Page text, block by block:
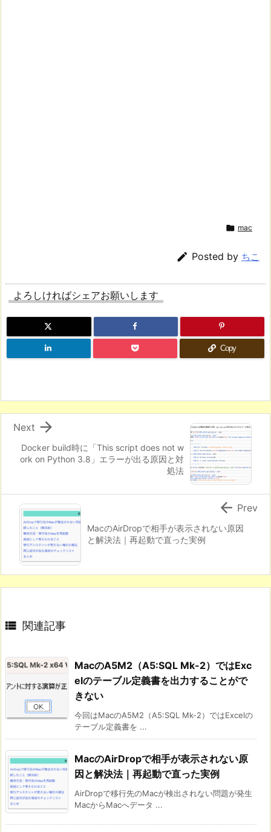
 mac
 Posted by ちこ
よろしければシェアお願いします
Copy
Docker build時に「This script does not w
ork on Python 3.8」エラーが出る原因と対
処法

Next
MacのAirDropで相手が表示されない原因
と解決法｜再起動で直った実例
 Prev
 関連記事
MacのA5M2（A5:SQL Mk-2）ではExc
elのテーブル定義書を出力することがで
きない
今回はMacのA5M2（A5:SQL Mk-2）ではExcelの
テーブル定義書を ...
MacのAirDropで相手が表示されない原
因と解決法｜再起動で直った実例
AirDropで移行先のMacが検出されない問題が発生
MacからMacへデータ ...